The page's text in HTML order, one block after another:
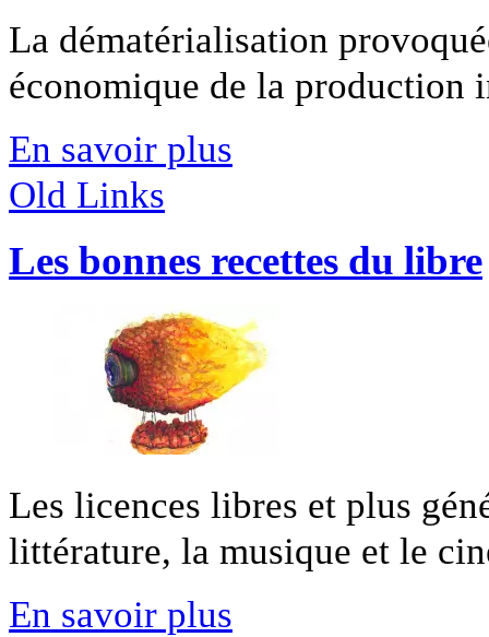
La dématérialisation
économique de la production
En savoir plus
Old Links
Les bonnes recettes du libre
Les licences libres et plus
littérature, la musique et le
En savoir plus